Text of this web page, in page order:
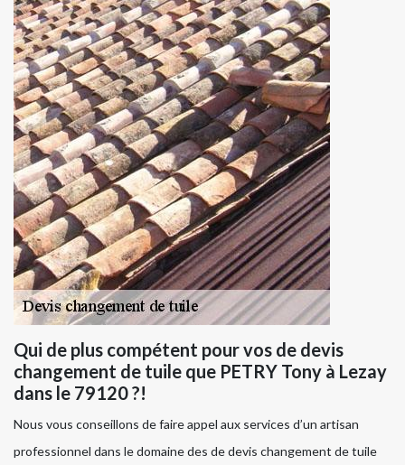
Qui de plus compétent pour vos de devis
changement de tuile que PETRY Tony à Lezay
dans le 79120 ?!
Nous vous conseillons de faire appel aux services d’un artisan
professionnel dans le domaine des de devis changement de tuile